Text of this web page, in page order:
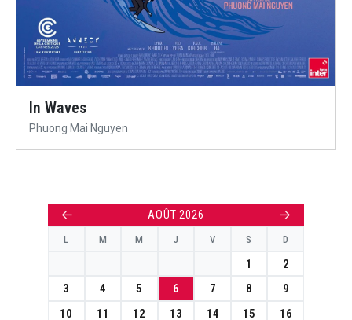
In Waves
Phuong Mai Nguyen
← AOÛT 2026 →
L M M J V S D
1
2
3
4 5 6 7 8
9
10
11 12 13 14 15
16